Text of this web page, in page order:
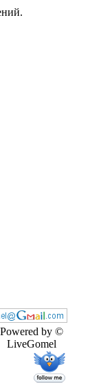
Powered by ©
LiveGomel